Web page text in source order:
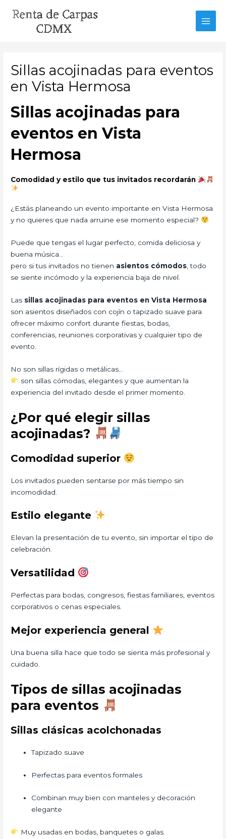
Sillas acojinadas para eventos
en Vista Hermosa
Sillas acojinadas para
eventos en Vista
Hermosa
Comodidad y estilo que tus invitados recordarán
¿Estás planeando un evento importante en Vista Hermosa
y no quieres que nada arruine ese momento especial?
Puede que tengas el lugar perfecto, comida deliciosa y
buena música…
pero si tus invitados no tienen asientos cómodos , todo
se siente incómodo y la experiencia baja de nivel.
Las sillas acojinadas para eventos en Vista Hermosa
son asientos diseñados con cojín o tapizado suave para
ofrecer máximo confort durante fiestas, bodas,
conferencias, reuniones corporativas y cualquier tipo de
evento.
No son sillas rígidas o metálicas…
son sillas cómodas, elegantes y que aumentan la
experiencia del invitado desde el primer momento.
¿Por qué elegir sillas
acojinadas?
Comodidad superior
Los invitados pueden sentarse por más tiempo sin
incomodidad.
Estilo elegante
Elevan la presentación de tu evento, sin importar el tipo de
celebración.
Versatilidad
Perfectas para bodas, congresos, fiestas familiares, eventos
corporativos o cenas especiales.
Mejor experiencia general
Una buena silla hace que todo se sienta más profesional y
cuidado.
Tipos de sillas acojinadas
para eventos
Sillas clásicas acolchonadas
Tapizado suave
Perfectas para eventos formales
Combinan muy bien con manteles y decoración
elegante
Muy usadas en bodas, banquetes o galas.